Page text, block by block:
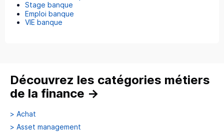
Stage banque
Emploi banque
VIE banque
Découvrez les catégories métiers
de la finance →
> Achat
> Asset management